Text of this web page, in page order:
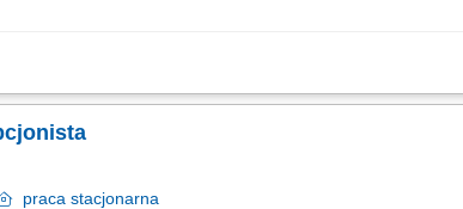
oraz dbanie o sprawny przebieg codziennej pracy biura;
praca stacjonarna